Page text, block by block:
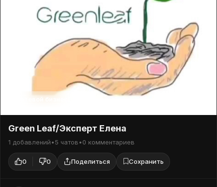
Сетевой бизнес
Green Leaf/Эксперт Елена
1 добавлений•5 чатов•0 комментариев
0 0 Поделиться Сохранить